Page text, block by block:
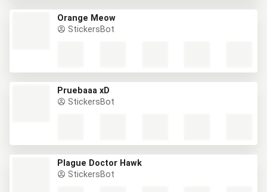
Orange Meow
StickersBot
Pruebaaa xD
StickersBot
Plague Doctor Hawk
StickersBot